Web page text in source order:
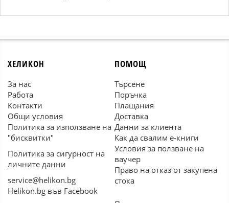
ХЕЛИКОН
За нас
Работа
Контакти
Общи условия
Политика за използване на
"бисквитки"
Политика за сигурност на
личните данни
service@helikon.bg
Helikon.bg във Facebook
ПОМОЩ
Търсене
Поръчка
Плащания
Доставка
Данни за клиента
Как да свалим е-книги
Условия за ползване на
ваучер
Право на отказ от закупена
стока